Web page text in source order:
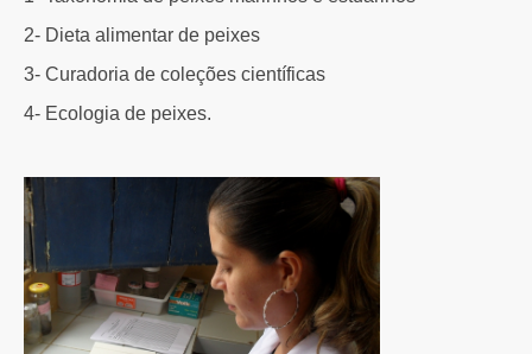
2- Dieta alimentar de peixes
3- Curadoria de coleções científicas
4- Ecologia de peixes.